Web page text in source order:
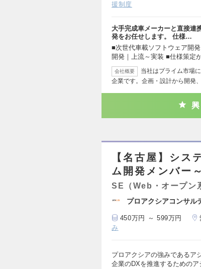
援制度
大手完成車メーカーと直接連
発をお任せします。 仕様…
■次世代車載ソフトウェア開
開発｜上流～実装 ■仕様策定
会社概要
当社はプライム市場
企業です。企画・設計から開発
【名古屋】シス
ム開発メンバー～
SE（Web・オープン
プロアクシアコンサル
450万円 ～ 599万円
み
プロアクシアの強みであるア
企業のDXを推進するための